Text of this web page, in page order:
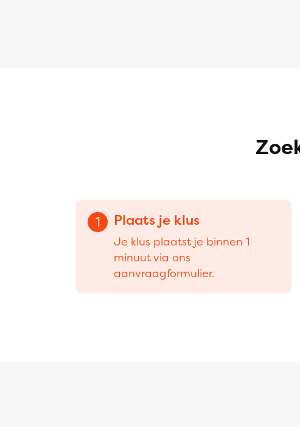
1 Plaats je klus
Je klus plaatst je binnen 1
minuut via ons
aanvraagformulier.